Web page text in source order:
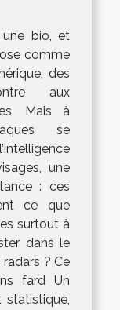
une bio, et
comme
des
aux
Mais à
se
une
: ces
ce que
surtout à
dans le
? Ce
fard Un
statistique,